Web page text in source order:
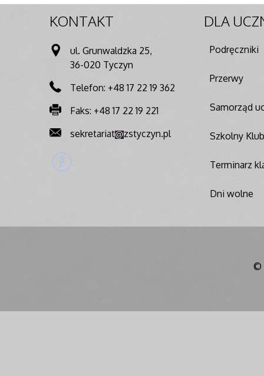
KONTAKT
ul. Grunwaldzka 25,
36-020 Tyczyn
Telefon: +48 17 22 19 362
Faks: +48 17 22 19 221
sekretariat
zstyczyn.pl
DLA
Podręczniki
Przerwy
Samorząd
Szkolny
Terminarz
Dni wolne
©